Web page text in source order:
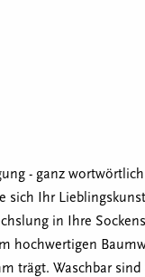
- ganz
sich Ihr
in Ihre
hochwertigen
trägt. Waschbar